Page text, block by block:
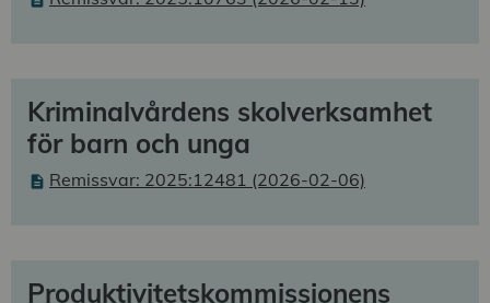
Kriminalvårdens skolverksamhet
för barn och unga
Remissvar: 2025:12481 (2026-02-06)
Produktivitetskommissionens